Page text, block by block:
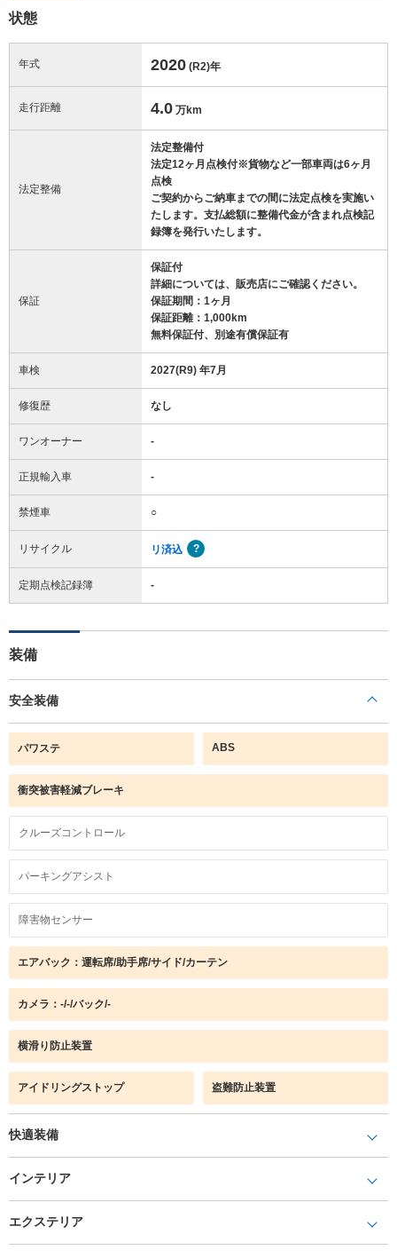
状態
年式 2020 (R2)年
走行距離 4.0 万km
法定整備
法定整備付
法定12ヶ月点検付※貨物など一部車両は6ヶ月
点検
ご契約からご納車までの間に法定点検を実施い
たします。支払総額に整備代金が含まれ点検記
録簿を発行いたします。
保証
保証付
詳細については、販売店にご確認ください。
保証期間：1ヶ月
保証距離：1,000km
無料保証付、別途有償保証有
車検 2027(R9) 年7月
修復歴 なし
ワンオーナー -
正規輸入車 -
禁煙車 ○
リサイクル リ済込
定期点検記録簿 -
装備
安全装備
パワステ ABS
衝突被害軽減ブレーキ
クルーズコントロール
パーキングアシスト
障害物センサー
エアバック：運転席/助手席/サイド/カーテン
カメラ：-/-/バック/-
横滑り防止装置
アイドリングストップ 盗難防止装置
快適装備
インテリア
エクステリア